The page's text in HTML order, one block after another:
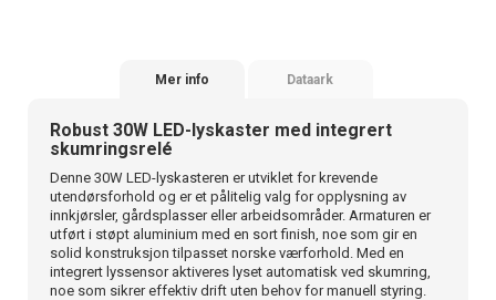
Mer info Dataark
Robust 30W LED-lyskaster med integrert
skumringsrelé
Denne 30W LED-lyskasteren er utviklet for krevende
utendørsforhold og er et pålitelig valg for opplysning av
innkjørsler, gårdsplasser eller arbeidsområder. Armaturen er
utført i støpt aluminium med en sort finish, noe som gir en
solid konstruksjon tilpasset norske værforhold. Med en
integrert lyssensor aktiveres lyset automatisk ved skumring,
noe som sikrer effektiv drift uten behov for manuell styring.